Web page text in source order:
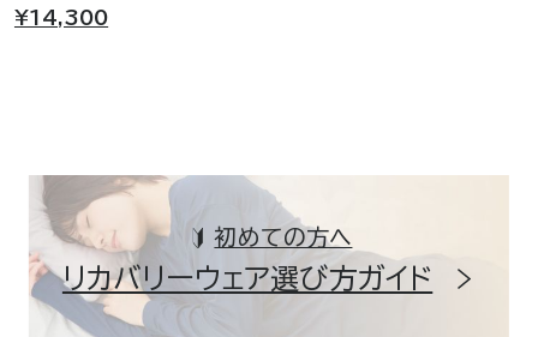
¥14,300
初めての方へ
リカバリーウェア選び方ガイド